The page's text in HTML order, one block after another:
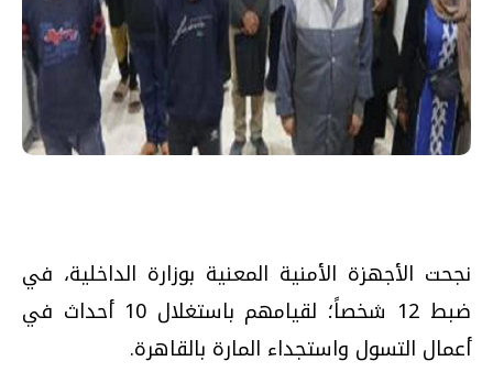
نجحت الأجهزة الأمنية المعنية بوزارة الداخلية، في
ضبط 12 شخصاً؛ لقيامهم باستغلال 10 أحداث في
أعمال التسول واستجداء المارة بالقاهرة.